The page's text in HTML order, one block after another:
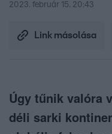
2023. február 15. 20:43
Link másolása
Úgy tűnik valóra
déli sarki